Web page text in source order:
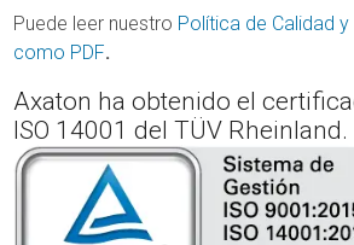
Puede leer nuestro Política de Calidad
como PDF.
Axaton ha obtenido el
ISO 14001 del TÜV Rheinland.